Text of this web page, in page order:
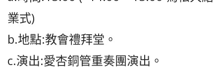
業式)
b.地點:教會禮拜堂。
c.演出:愛杏銅管重奏團演出。